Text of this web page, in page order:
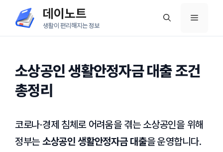
츠
데이노트
생활이 편리해지는 정보
메
소상공인 생활안정자금 대출 조건
총정리
코로나·경제 침체로 어려움을 겪는 소상공인을 위해
정부는 소상공인 생활안정자금 대출을 운영합니다.